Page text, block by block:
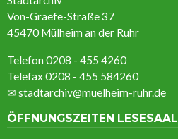
Von-Graefe-Straße 37
45470 Mülheim an der Ruhr
Telefon 0208 - 455 4260
Telefax 0208 - 455 584260
✉ stadtarchiv@muelheim-ruhr.de
ÖFFNUNGSZEITEN LESESAAL